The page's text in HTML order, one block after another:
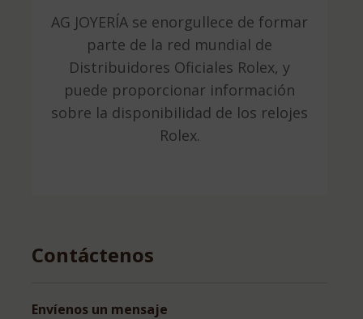
AG JOYERÍA se enorgullece de formar
parte de la red mundial de
Distribuidores Oficiales Rolex, y
puede proporcionar información
sobre la disponibilidad de los relojes
Rolex.
Contáctenos
Envíenos un mensaje